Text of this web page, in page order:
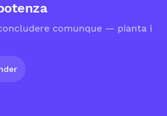
comunque — pianta i